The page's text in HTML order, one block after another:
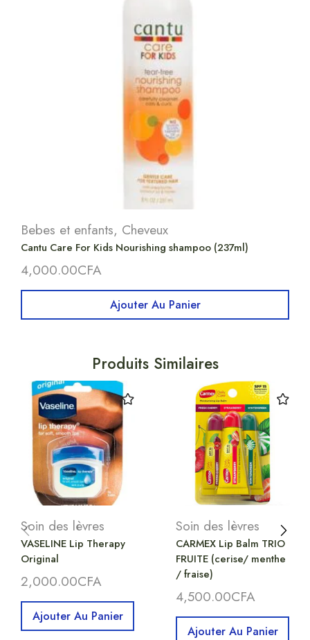
Bebes et enfants, Cheveux
Cantu Care For Kids Nourishing shampoo (237ml)
4,000.00CFA
Ajouter Au Panier
Produits Similaires
Soin des lèvres
VASELINE Lip Therapy
Original
2,000.00CFA
Ajouter Au Panier
Soin des lèvres
CARMEX Lip Balm TRIO
FRUITE (cerise/ menthe
/ fraise)
4,500.00CFA
Ajouter Au Panier